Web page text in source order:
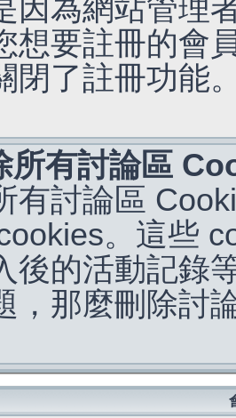
因為網站管理
想要註冊的會
閉了註冊功能
所有討論區
有討論區
。這些
後的活動記錄
，那麼刪除討